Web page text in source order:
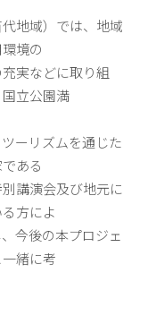
地域）では、地域
境の
実などに取り組
立公園満
ーリズムを通じた
ある
講演会及び地元に
方によ
今後の本プロジェ
緒に考